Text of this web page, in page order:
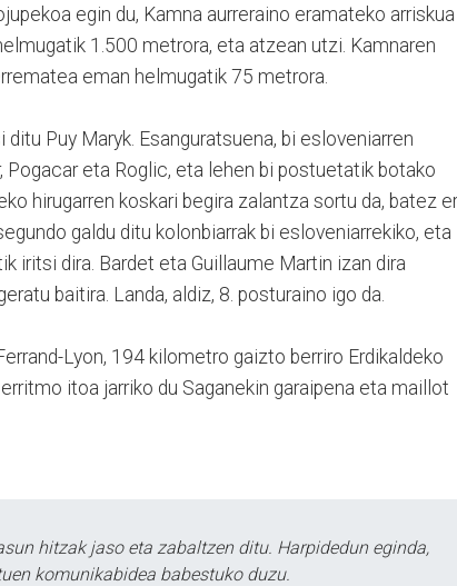
egin du, Kamna aurreraino eramateko arriskua
1.500 metrora, eta atzean utzi. Kamnaren
eman helmugatik 75 metrora.
Puy Maryk. Esanguratsuena, bi esloveniarren
Pogacar eta Roglic, eta lehen bi postuetatik botako
hirugarren koskari begira zalantza sortu da, batez
galdu ditu kolonbiarrak bi esloveniarrekiko, eta
iritsi dira. Bardet eta Guillaume Martin izan dira
baitira. Landa, aldiz, 8. posturaino igo da.
Lyon, 194 kilometro gaizto berriro Erdikaldeko
itoa jarriko du Saganekin garaipena eta maillot
hitzak jaso eta zabaltzen ditu. Harpidedun eginda,
komunikabidea babestuko duzu.